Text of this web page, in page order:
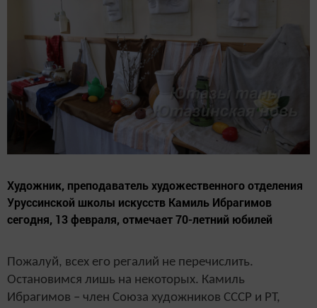
Художник, преподаватель художественного отделения
Уруссинской школы искусств Камиль Ибрагимов
сегодня, 13 февраля, отмечает 70-летний юбилей
Пожалуй, всех его регалий не перечислить.
Остановимся лишь на некоторых. Камиль
Ибрагимов – член Союза художников СССР и РТ,